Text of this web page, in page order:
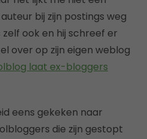
bij zijn postings weg
ook en hij schreef er
over op zijn eigen weblog
laat ex-bloggers
eens gekeken naar
die zijn gestopt